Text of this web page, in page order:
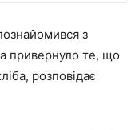
з
привернуло те, що
розповідає